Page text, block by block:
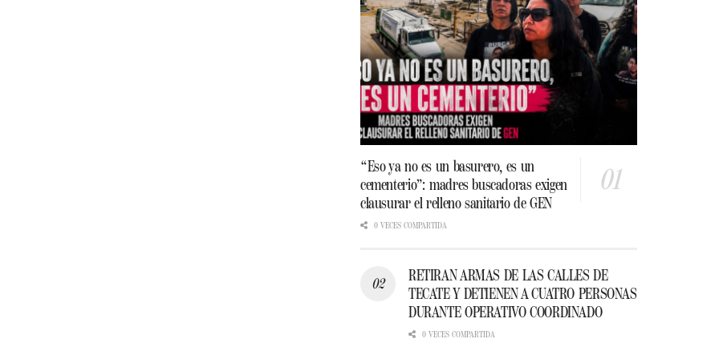
“Eso ya no es un basurero, es un
cementerio”: madres buscadoras exigen
clausurar el relleno sanitario de GEN
0 VECES COMPARTIDA
RETIRAN ARMAS DE LAS CALLES DE
TECATE Y DETIENEN A CUATRO PERSONAS
DURANTE OPERATIVO COORDINADO
0 VECES COMPARTIDA